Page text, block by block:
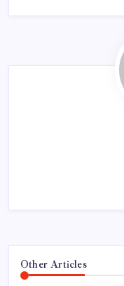
Other Articles